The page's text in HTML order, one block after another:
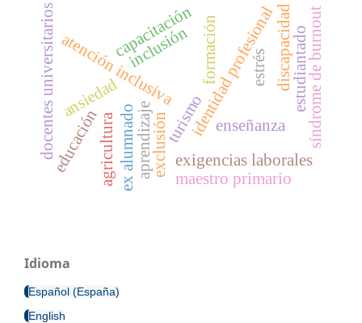
formación
atención inclusivaidentidad profesional
enseñanza
aprendizaje
inclusión
exclusión
discapacidad
capacitación
estrés
ansiedad
exigencias laborales
docentes universitarios síndrome de burnout
maestro primario
agricultura turismo
educación
estudiantado
ex alumnado
Idioma
Español (España)
English